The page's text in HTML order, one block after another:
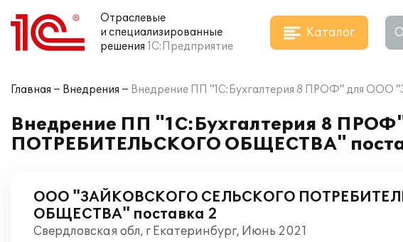
Отраслевые
и специализированные
решения 1С:Предприятие
Каталог
Главная Внедрения Внедрение ПП "1С:Бухгалтерия 8 ПРОФ" для
Внедрение ПП "1С:Бухгалтерия 8
ПОТРЕБИТЕЛЬСКОГО ОБЩЕСТВА"
ООО "ЗАЙКОВСКОГО СЕЛЬСКОГО
ОБЩЕСТВА" поставка 2
Свердловская обл, г Екатеринбург, Июнь 2021